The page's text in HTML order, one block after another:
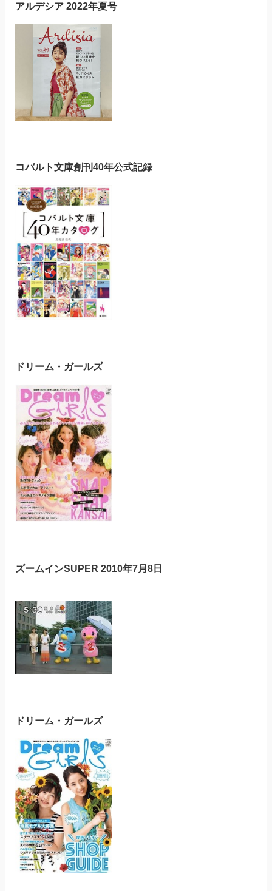
アルデシア 2022年夏号
コバルト文庫創刊40年公式記録
ドリーム・ガールズ
ズームインSUPER 2010年7月8日
ドリーム・ガールズ